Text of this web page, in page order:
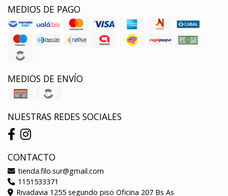
MEDIOS DE PAGO
MEDIOS DE ENVÍO
NUESTRAS REDES SOCIALES
CONTACTO
tienda.filo.sur@gmail.com
1151533371
Rivadavia 1255 segundo piso Oficina 207 Bs As